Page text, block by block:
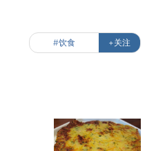
#饮食 +关注